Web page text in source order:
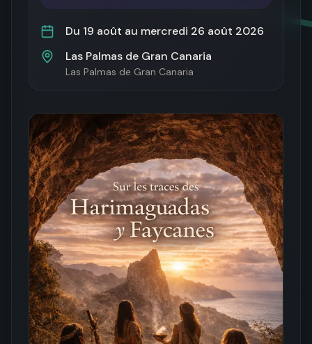
Du 19 août au mercredi 26 août 2026
Las Palmas de Gran Canaria
Las Palmas de Gran Canaria